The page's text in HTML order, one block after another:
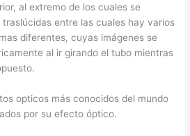
al extremo de los cuales se
entre las cuales hay varios
diferentes, cuyas imágenes se
al ir girando el tubo mientras
opticos más conocidos del mundo
por su efecto óptico.